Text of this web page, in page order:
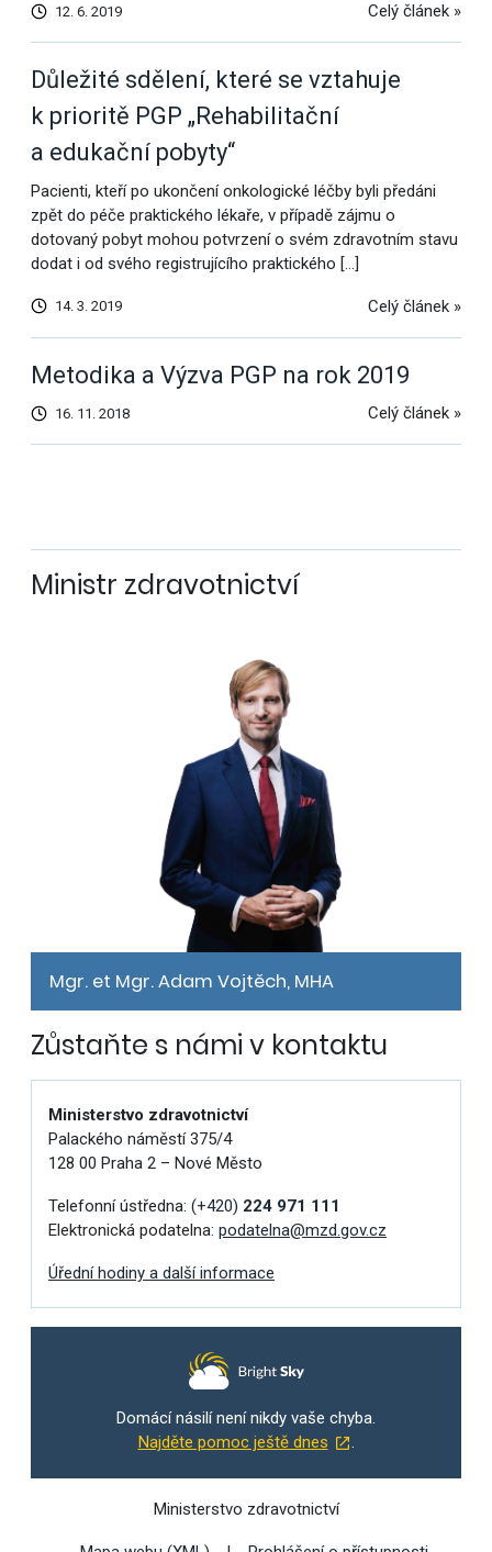
12. 6. 2019 Celý článek »
Důležité sdělení, které se vztahuje
k prioritě PGP „Rehabilitační
a edukační pobyty“
Pacienti, kteří po ukončení onkologické léčby byli předáni
zpět do péče praktického lékaře, v případě zájmu o
dotovaný pobyt mohou potvrzení o svém zdravotním stavu
dodat i od svého registrujícího praktického […]
14. 3. 2019 Celý článek »
Metodika a Výzva PGP na rok 2019
16. 11. 2018 Celý článek »
Ministr zdravotnictví
Mgr. et Mgr. Adam Vojtěch, MHA
Zůstaňte s námi v kontaktu
Ministerstvo zdravotnictví
Palackého náměstí 375/4
128 00 Praha 2 – Nové Město
Telefonní ústředna: (+420) 224 971 111
Elektronická podatelna: podatelna@mzd.gov.cz
Úřední hodiny a další informace
Domácí násilí není nikdy vaše chyba.
Najděte pomoc ještě dnes
Ministerstvo zdravotnictví